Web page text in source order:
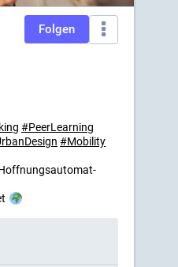
Folgen
#PeerLearning
#Mobility